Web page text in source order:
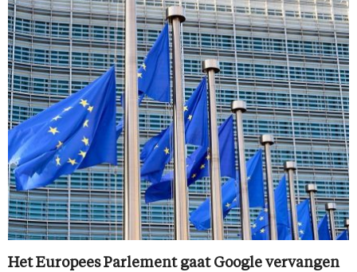
Het Europees Parlement gaat Google vervangen